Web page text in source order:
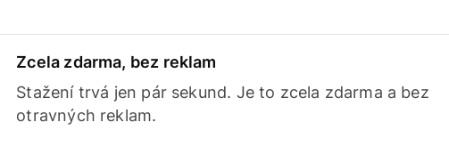
Zcela zdarma, bez reklam
Stažení trvá jen pár sekund. Je to zcela zdarma a bez
otravných reklam.